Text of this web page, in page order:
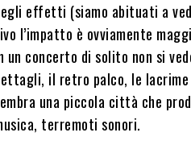
effetti (siamo abituati a
l’impatto è ovviamente
un concerto di solito non si
il retro palco, le lacrime
una piccola città che
terremoti sonori.